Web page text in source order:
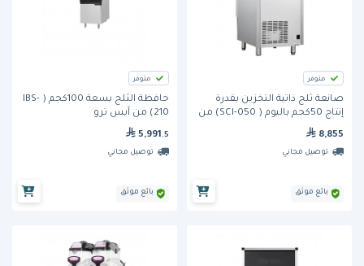
متوفر
صانعة ثلج ذاتية التخزين بقدرة
إنتاج 50كجم باليوم ( SCI-050) من
آيس ترو
8,855
توصيل مجاني
بائع موثق
متوفر
حافظة الثلج بسعة 100كجم ( IBS-
210) من آيس ترو
5,991 .5
توصيل مجاني
بائع موثق